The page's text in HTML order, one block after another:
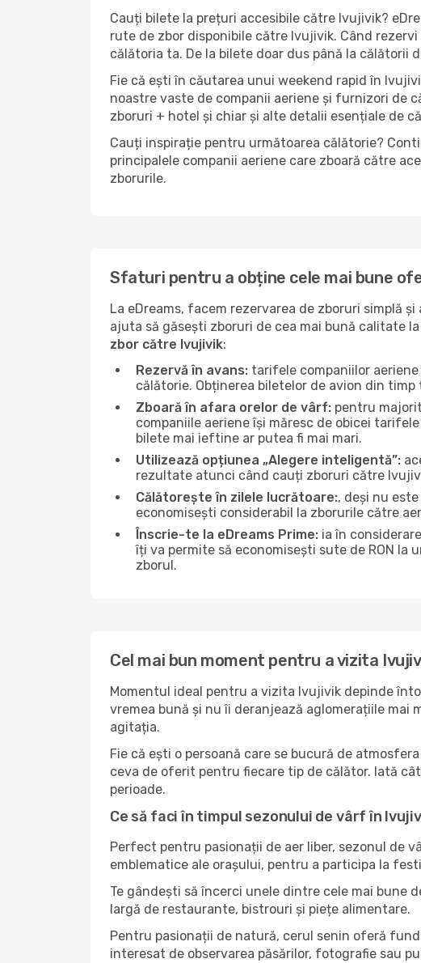
Cauți bilete la prețuri accesibile către Ivujivik?
rute de zbor disponibile către Ivujivik. Când
călătoria ta. De la bilete doar dus până la călătorii
Fie că ești în căutarea unui weekend rapid în
noastre vaste de companii aeriene și furnizori de
zboruri + hotel și chiar și alte detalii esențiale de
Cauți inspirație pentru următoarea călătorie?
principalele companii aeriene care zboară către
zborurile.
Sfaturi pentru a obține cele mai bune
La eDreams, facem rezervarea de zboruri simplă
ajuta să găsești zboruri de cea mai bună calitate
zbor către Ivujivik:
Rezervă în avans: tarifele companiilor
călătorie. Obținerea biletelor de avion din
Zboară în afara orelor de vârf: pentru
companiile aeriene își măresc de obicei
bilete mai ieftine ar putea fi mai mari.
Utilizează opțiunea „Alegere inteligentă”:
rezultate atunci când cauți zboruri către
Călătorește în zilele lucrătoare:, deși nu
economisești considerabil la zborurile către
Înscrie-te la eDreams Prime: ia în
îți va permite să economisești sute de RON la
zborul.
Cel mai bun moment pentru a vizita
Momentul ideal pentru a vizita Ivujivik depinde
vremea bună și nu îi deranjează aglomerațiile
agitația.
Fie că ești o persoană care se bucură de
ceva de oferit pentru fiecare tip de călător. Iată
perioade.
Ce să faci în timpul sezonului de vârf în
Perfect pentru pasionații de aer liber, sezonul de
emblematice ale orașului, pentru a participa la
Te gândești să încerci unele dintre cele mai bune
largă de restaurante, bistrouri și piețe alimentare.
Pentru pasionații de natură, cerul senin oferă
interesat de observarea păsărilor, fotografie sau